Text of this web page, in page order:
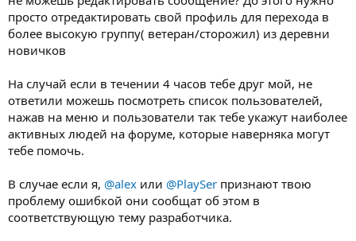
просто отредактировать свой профиль для перехода в
более высокую группу( ветеран/сторожил) из деревни
новичков
На случай если в течении 4 часов тебе друг мой, не
ответили можешь посмотреть список пользователей,
нажав на меню и пользователи так тебе укажут наиболее
активных людей на форуме, которые наверняка могут
тебе помочь.
В случае если я, @alex или @PlaySer признают твою
проблему ошибкой они сообщат об этом в
соответствующую тему разработчика.